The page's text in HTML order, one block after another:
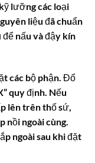
lưỡng các loại
liệu đã chuẩn
nấu và đậy kín
các bộ phận. Đổ
quy định. Nếu
lên trên thố sứ,
nồi ngoài cùng.
ngoài sau khi đặt